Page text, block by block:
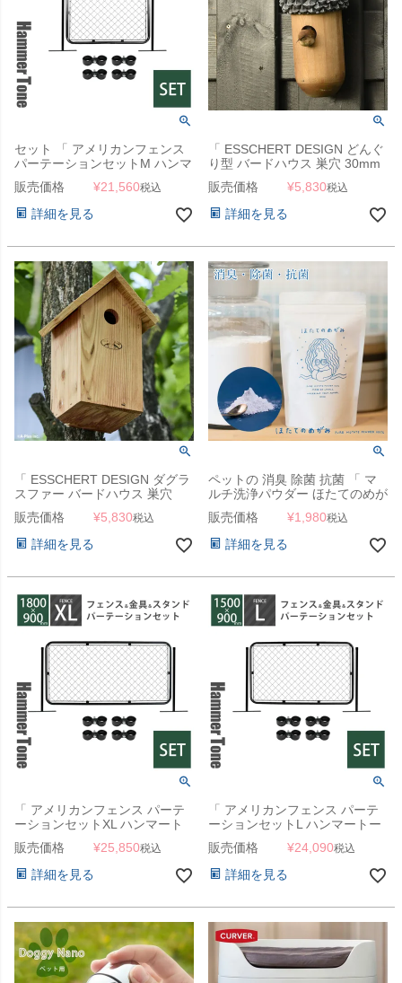
セット 「 アメリカンフェンス
パーテーションセットM ハンマ
ートーンブラック （
1200×900mmフェンス＋
Φ31.8mmスタンド2本＋ジョイ
ントA4個 ） 」
販売価格 ¥21,560税込
詳細を見る
「 ESSCHERT DESIGN どんぐ
り型 バードハウス 巣穴 30mm
販売価格 ¥5,830税込
詳細を見る
「 ESSCHERT DESIGN ダグラ
スファー バードハウス 巣穴
28mm 」
販売価格 ¥5,830税込
詳細を見る
ペットの 消臭 除菌 抗菌 「 マ
ルチ洗浄パウダー ほたてのめが
み 」 水に溶かしてスプレーす
るだけ 【スタッフも使用中！】
販売価格 ¥1,980税込
詳細を見る
「 アメリカンフェンス パーテ
ーションセットXL ハンマート
ーンブラック （ 1800×900mm
フェンス＋Φ31.8mmスタンド2
本＋ジョイントA4個 ） 」
販売価格 ¥25,850税込
詳細を見る
「 アメリカンフェンス パーテ
ーションセットL ハンマートー
ンブラック （ 1500×900mmフ
ェンス＋Φ31.8mmスタンド2本
＋ジョイントA4個 ） 」
販売価格 ¥24,090税込
詳細を見る